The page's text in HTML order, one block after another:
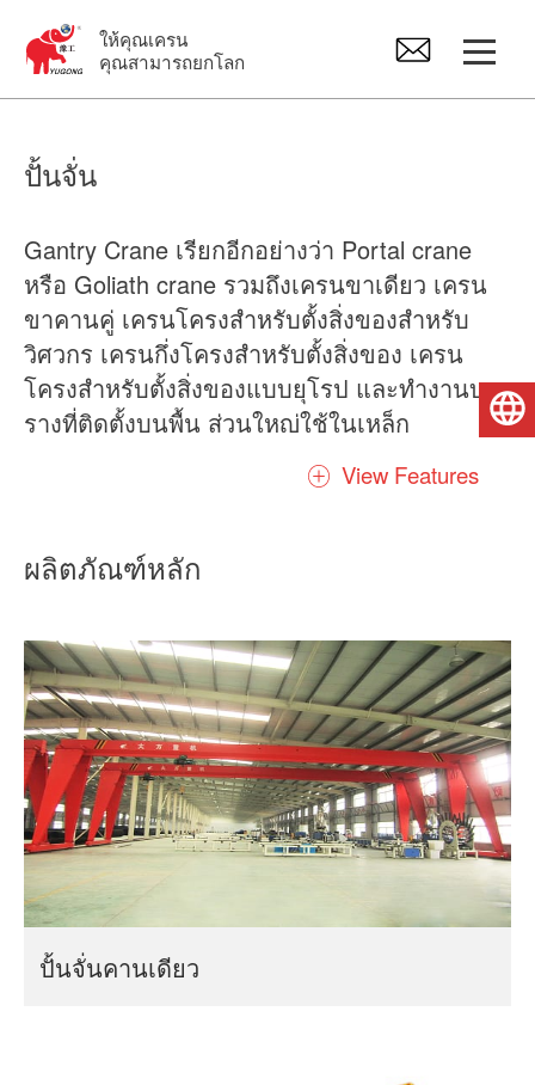
ให้คุณเครน
คุณสามารถยกโลก
ปั้นจั่น
จิ๊บเครน
รอกไฟฟ้า
อะไหล่เครน
เกี่ยวกับเรา
ติดต่อเรา
ปั้นจั่น
Gantry Crane เรียกอีกอย่างว่า Portal crane
หรือ Goliath crane รวมถึงเครนขาเดียว เครน
ขาคานคู่ เครนโครงสำหรับตั้งสิ่งของสำหรับ
วิศวกร เครนกึ่งโครงสำหรับตั้งสิ่งของ เครน
โครงสำหรับตั้งสิ่งของแบบยุโรป และทำงานบน
รางที่ติดตั้งบนพื้น ส่วนใหญ่ใช้ในเหล็ก
ผลิตภัณฑ์จากป่า ระหว่างโมดอล ชีวมวล/เม็ด
คอนกรีต และอุตสาหกรรมอื่น ๆ อีกมากมาย
คำว่า เครนขาสูง และ เครนเหนือศีรษะ (หรือ
ตามปกติที่วาดระหว่างทั้งสองคือกับเครนโครง
สำหรับตั้งสิ่งของ โครงสร้างทั้งหมด (รวมถึง
โครงสำหรับตั้งสิ่งของ) มักจะมีล้อ (มักจะอยู่บน
ราง) ในทางตรงกันข้าม โครงสร้างรองรับของ
เครนเหนือศีรษะจะยึดอยู่กับที่ มักจะอยู่ในรูป
ของผนังหรือเพดานของอาคาร ซึ่งติดรอกที่
เคลื่อนที่ได้ซึ่งวิ่งเหนือศีรษะไปตามรางหรือคาน
View Features
ผลิตภัณฑ์หลัก
ปั้นจั่นคานเดียว
ไทย